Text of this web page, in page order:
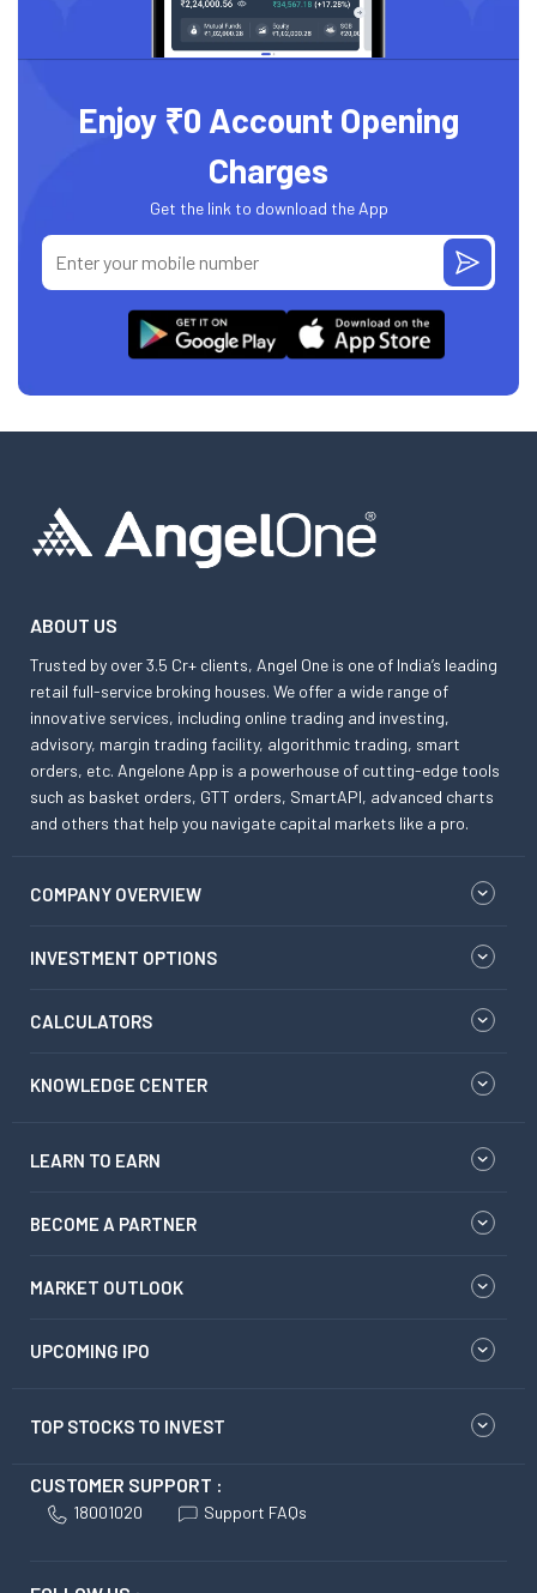
Enjoy ₹0 Account Opening
Charges
Get the link to download the App
ABOUT US
Trusted by over 3.5 Cr+ clients, Angel One is one of India’s leading
retail full-service broking houses. We offer a wide range of
innovative services, including online trading and investing,
advisory, margin trading facility, algorithmic trading, smart
orders, etc. Angelone App is a powerhouse of cutting-edge tools
such as basket orders, GTT orders, SmartAPI, advanced charts
and others that help you navigate capital markets like a pro.
COMPANY OVERVIEW
INVESTMENT OPTIONS
CALCULATORS
KNOWLEDGE CENTER
LEARN TO EARN
BECOME A PARTNER
MARKET OUTLOOK
UPCOMING IPO
TOP STOCKS TO INVEST
CUSTOMER SUPPORT :
18001020 Support FAQs